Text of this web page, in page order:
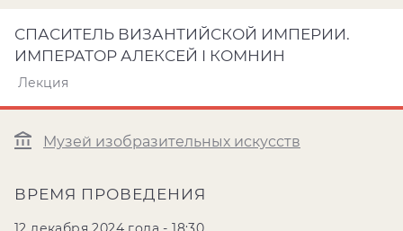
СПАСИТЕЛЬ ВИЗАНТИЙСКОЙ ИМПЕРИИ.
ИМПЕРАТОР АЛЕКСЕЙ I КОМНИН
Лекция
Музей изобразительных искусств
ВРЕМЯ ПРОВЕДЕНИЯ